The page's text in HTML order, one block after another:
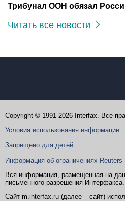
Трибунал ООН обязал
Читать все новости
Copyright © 1991-2026 Interfax. Все
Условия использования информации
Запрещено для детей
Информация об ограничениях Reuters
Вся информация, размещенная на
письменного разрешения Интерфакса.
Сайт m.interfax.ru (далее – сайт)